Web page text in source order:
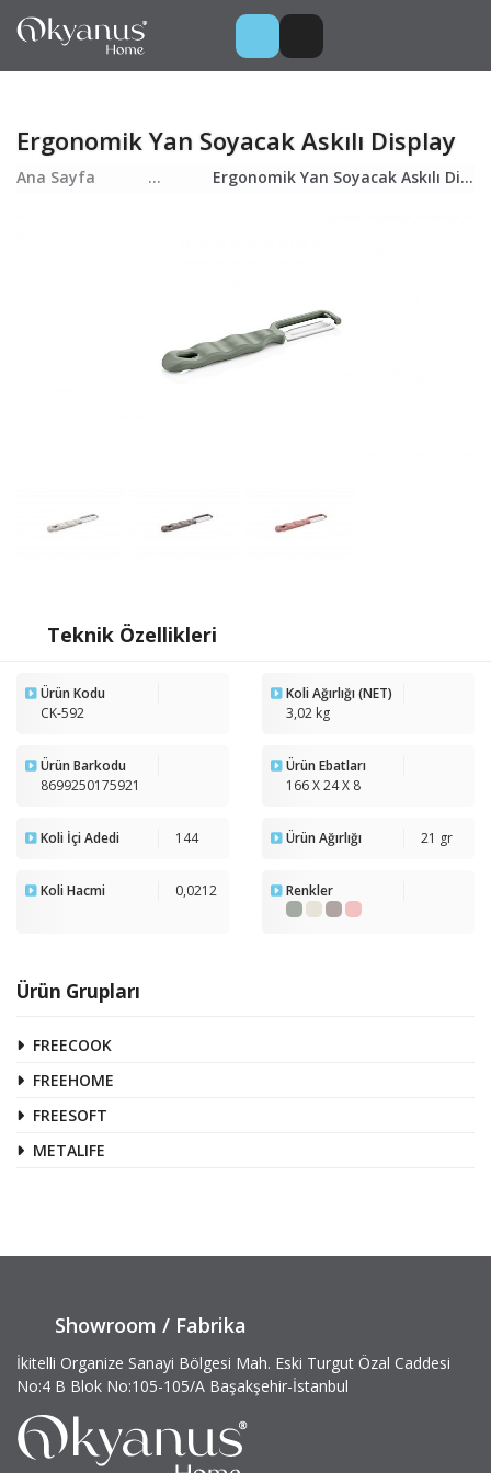
Ürün Grupları
FREECOOK
FREEHOME
FREESOFT
METALIFE
Ergonomik Yan Soyacak Askılı Display
Ana Sayfa ... Ergonomik Yan Soyacak Askılı Display
Teknik Özellikleri
Ürün Kodu
CK-592
Koli Ağırlığı (NET)
3,02 kg
Ürün Barkodu
8699250175921
Ürün Ebatları
166 X 24 X 8
Koli İçi Adedi 144 Ürün Ağırlığı 21 gr
Koli Hacmi 0,0212 Renkler
Showroom / Fabrika
İkitelli Organize Sanayi Bölgesi Mah. Eski Turgut Özal Caddesi
No:4 B Blok No:105-105/A Başakşehir-İstanbul